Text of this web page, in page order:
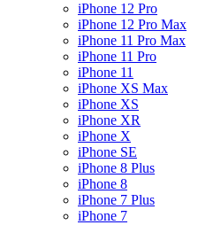
iPhone 12 Pro
iPhone 12 Pro Max
iPhone 11 Pro Max
iPhone 11 Pro
iPhone 11
iPhone XS Max
iPhone XS
iPhone XR
iPhone X
iPhone SE
iPhone 8 Plus
iPhone 8
iPhone 7 Plus
iPhone 7